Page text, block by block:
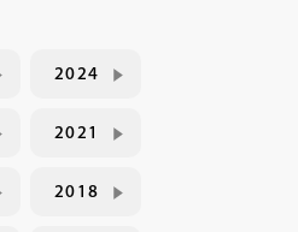
2024
2021
2018